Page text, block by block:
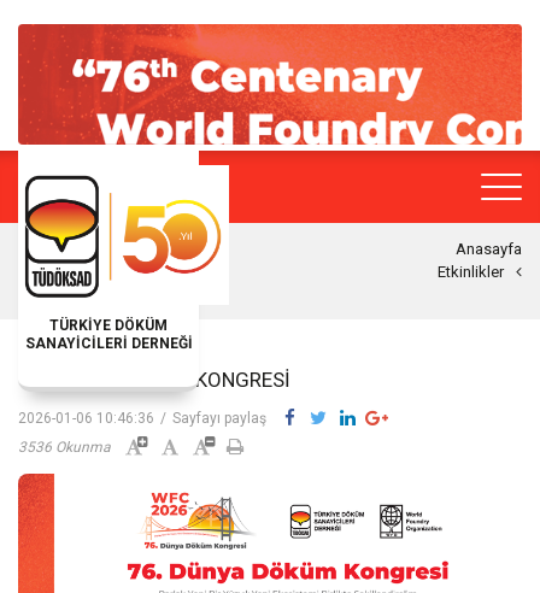
TÜRKİYE DÖKÜM
SANAYİCİLERİ DERNEĞİ
Anasayfa
Etkinlikler
76. DÜNYA DÖKÜM KONGRESI
2026-01-06 10:46:36 / Sayfayı paylaş
3536 Okunma